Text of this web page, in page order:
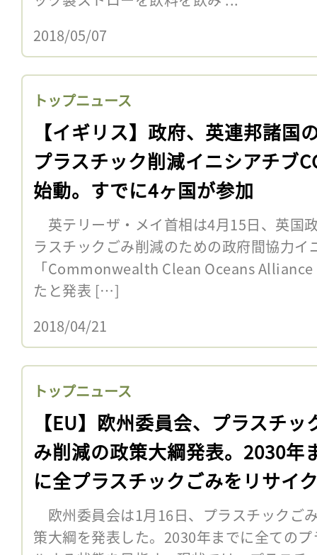
2018/05/07
トップニュース
【イギリス】政府、英連邦諸国
プラスチック削減イニシアチブ
始動。すでに4ヶ国が参加
英テリーザ・メイ首相は4月15日、英国
ラスチックごみ削減のための政府間協力イ
「Commonwealth Clean Oceans Alliance
たと発表 […]
2018/04/21
トップニュース
【EU】欧州委員会、プラスチッ
み削減の政策大綱発表。2030年
に全プラスチックごみをリサイ
欧州委員会は1月16日、プラスチックご
策大綱を発表した。2030年までに全ての